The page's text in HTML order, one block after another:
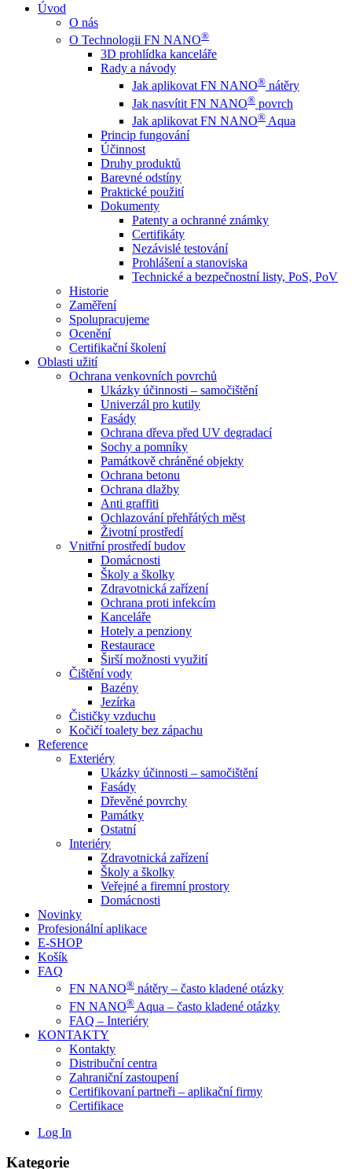
Úvod
O nás
O Technologii FN NANO®
3D prohlídka kanceláře
Rady a návody
Jak aplikovat FN NANO® nátěry
Jak nasvítit FN NANO® povrch
Jak aplikovat FN NANO® Aqua
Princip fungování
Účinnost
Druhy produktů
Barevné odstíny
Praktické použití
Dokumenty
Patenty a ochranné známky
Certifikáty
Nezávislé testování
Prohlášení a stanoviska
Technické a bezpečnostní listy, PoS, PoV
Historie
Zaměření
Spolupracujeme
Ocenění
Certifikační školení
Oblasti užití
Ochrana venkovních povrchů
Ukázky účinnosti – samočištění
Univerzál pro kutily
Fasády
Ochrana dřeva před UV degradací
Sochy a pomníky
Památkově chráněné objekty
Ochrana betonu
Ochrana dlažby
Anti graffiti
Ochlazování přehřátých měst
Životní prostředí
Vnitřní prostředí budov
Domácnosti
Školy a školky
Zdravotnická zařízení
Ochrana proti infekcím
Kanceláře
Hotely a penziony
Restaurace
Širší možnosti využití
Čištění vody
Bazény
Jezírka
Čističky vzduchu
Kočičí toalety bez zápachu
Reference
Exteriéry
Ukázky účinnosti – samočištění
Fasády
Dřevěné povrchy
Památky
Ostatní
Interiéry
Zdravotnická zařízení
Školy a školky
Veřejné a firemní prostory
Domácnosti
Novinky
Profesionální aplikace
E-SHOP
Košík
FAQ
FN NANO® nátěry – často kladené otázky
FN NANO® Aqua – často kladené otázky
FAQ – Interiéry
KONTAKTY
Kontakty
Distribuční centra
Zahraniční zastoupení
Certifikovaní partneři – aplikační firmy
Certifikace
Log In
Kategorie